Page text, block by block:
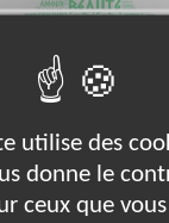
utilise des
donne le
ceux que vous